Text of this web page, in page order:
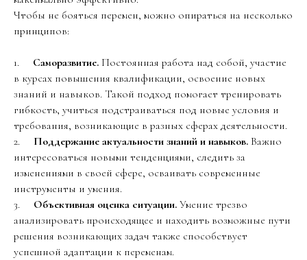
Чтобы не бояться перемен, можно опираться на несколько
принципов:
1. Саморазвитие. Постоянная работа над собой, участие
в курсах повышения квалификации, освоение новых
знаний и навыков. Такой подход помогает тренировать
гибкость, учиться подстраиваться под новые условия и
требования, возникающие в разных сферах деятельности.
2. Поддержание актуальности знаний и навыков. Важно
интересоваться новыми тенденциями, следить за
изменениями в своей сфере, осваивать современные
инструменты и умения.
3. Объективная оценка ситуации. Умение трезво
анализировать происходящее и находить возможные пути
решения возникающих задач также способствует
успешной адаптации к переменам.